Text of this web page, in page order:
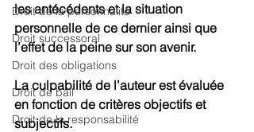
Droit de la personnalité
Droit successoral
Droit des obligations
Droit de bail
Droit de la responsabilité
les antécédents et la situation
personnelle de ce dernier ainsi que
l’effet de la peine sur son avenir.
La culpabilité de l’auteur est évaluée
en fonction de critères objectifs et
subjectifs.